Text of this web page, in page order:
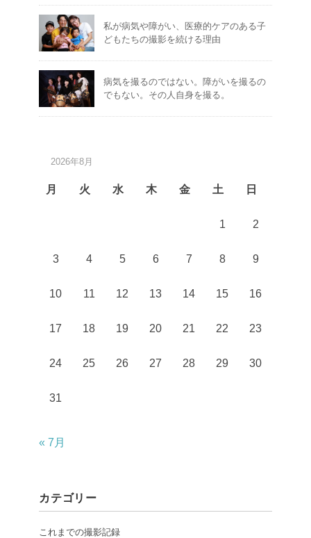
私が病気や障がい、医療的ケアのある子
どもたちの撮影を続ける理由
病気を撮るのではない。障がいを撮るの
でもない。その人自身を撮る。
2026年8月
月 火 水 木 金 土 日
1 2
3 4 5 6 7 8 9
10 11 12 13 14 15 16
17 18 19 20 21 22 23
24 25 26 27 28 29 30
31
« 7月
カテゴリー
これまでの撮影記録